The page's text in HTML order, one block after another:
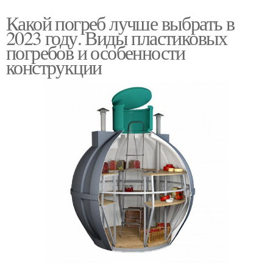
Какой погреб лучше выбрать в
2023 году. Виды пластиковых
погребов и особенности
конструкции